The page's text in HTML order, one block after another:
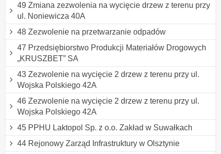
49 Zmiana zezwolenia na wycięcie drzew z terenu przy
ul. Noniewicza 40A
48 Zezwolenie na przetwarzanie odpadów
47 Przedsiębiorstwo Produkcji Materiałów Drogowych
„KRUSZBET” SA
43 Zezwolenie na wycięcie 2 drzew z terenu przy ul.
Wojska Polskiego 42A
46 Zezwolenie na wycięcie 2 drzew z terenu przy ul.
Wojska Polskiego 42A
45 PPHU Laktopol Sp. z o.o. Zakład w Suwałkach
44 Rejonowy Zarząd Infrastruktury w Olsztynie